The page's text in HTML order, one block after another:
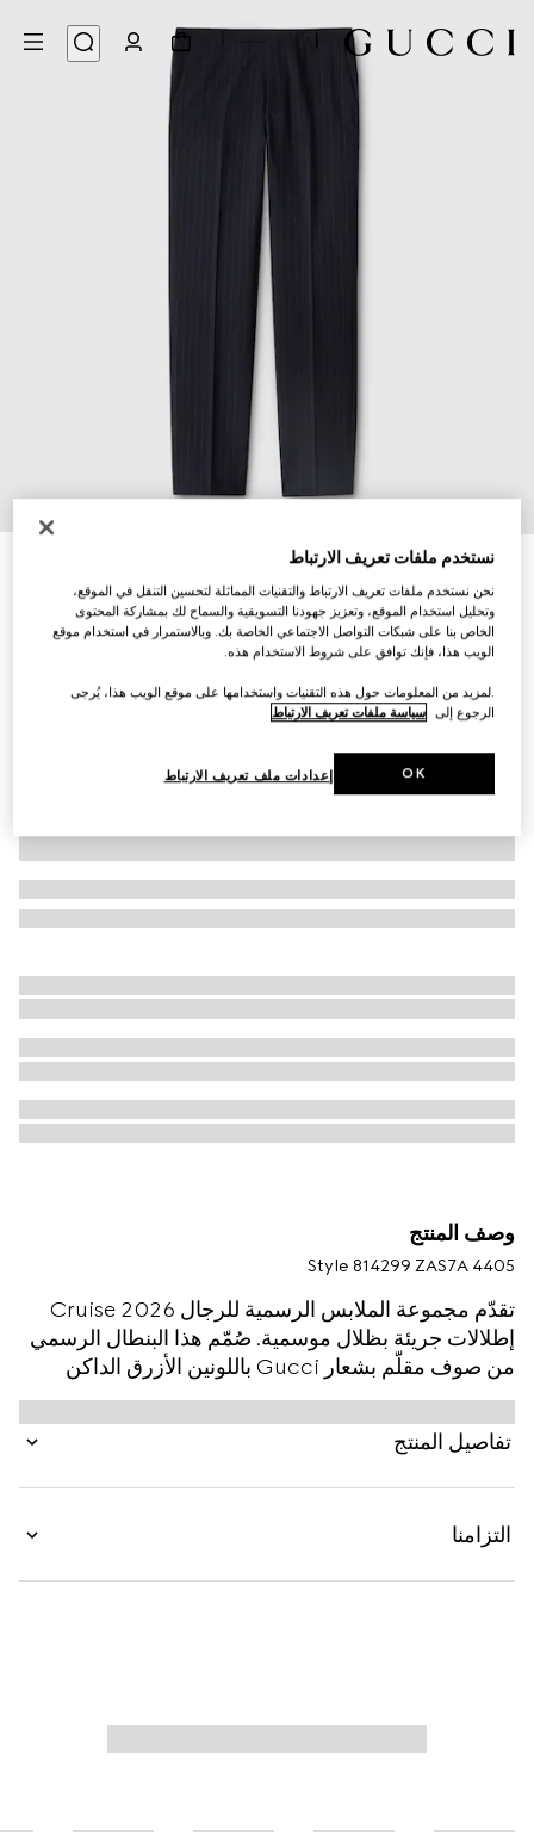
بنطال من الصوف المقلّم
SAR 5,500
تنويعاتأزرق داكن ورمادي
وصف المنتج
Style ‎814299 ZAS7A 4405
تقدّم مجموعة الملابس الرسمية للرجال Cruise 2026
إطلالات جريئة بظلال موسمية. صُمّم هذا البنطال الرسمي
من صوف مقلّم بشعار Gucci باللونين الأزرق الداكن
والرمادي، مما يجعله نسخةً حديثة عن البدلات الكلاسيكية.
تفاصيل المنتج
التزامنا
نستخدم ملفات تعريف الارتباط
نحن نستخدم ملفات تعريف الارتباط والتقنيات المماثلة لتحسين التنقل في الموقع،
وتحليل استخدام الموقع، وتعزيز جهودنا التسويقية والسماح لك بمشاركة المحتوى
الخاص بنا على شبكات التواصل الاجتماعي الخاصة بك. وبالاستمرار في استخدام موقع
الويب هذا، فإنك توافق على شروط الاستخدام هذه.
.لمزيد من المعلومات حول هذه التقنيات واستخدامها على موقع الويب هذا، يُرجى
الرجوع إلى سياسة ملفات تعريف الارتباط
إعدادات ملف تعريف الارتباط OK